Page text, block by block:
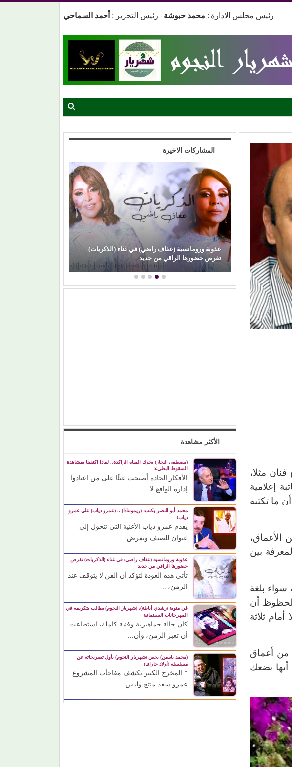
رئيس مجلس الادارة : محمد حبوشة | رئيس التحرير : أحمد السماحي
مثلا،
إعلامية
ما تكتبه
الأعماق،
بين
سواء بلغة
أن
ثلاثة
من أعماق
أنها تضعك
المشاركات الاخيرة
برتقان (الأبنودي) وفراولة مصطفى حدوتة!
الأكثر مشاهدة
(مصطفى النجار) يحرك المياه الراكدة.. لماذا اكتفينا بمشاهدة
السقوط البطيء!
الأفكار الجادة أصبحت عبئًا على من اعتادوا
إدارة الواقع لا...
محمد أبو النصر يكتب: (ريمونتادا) .. (عمرو دياب) على عمرو
دياب!
يقدم عمرو دياب الأغنية التي تتحول إلى
عنوان للصيف وتفرض...
عذوبة ورومانسية (عفاف راضي) في غناء (الذكريات) تفرض
حضورها الراقي من جديد
تأتي هذه العودة لتؤكد أن الفن لا يتوقف عند
الزمن،...
في مئوية (رشدي أباظة)، (شهريار النجوم) يطالب بتكريمه في
المهرجانات السينمائية
كان حالة جماهيرية وفنية كاملة، استطاعت
أن تعبر الزمن، وأن...
(محمد ياسين) يخص (شهريار النجوم) بأول تصريحاته عن
مسلسله (أولاد حاراتنا)
* المخرج الكبير يكشف مفاجآت المشروع:
عمرو سعد منتج وليس...